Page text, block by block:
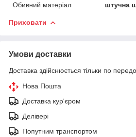
Обивний матеріал
штучна
Приховати
Умови доставки
Доставка здійснюється тільки по
Нова Пошта
Доставка кур'єром
Делівері
Попутним транспортом